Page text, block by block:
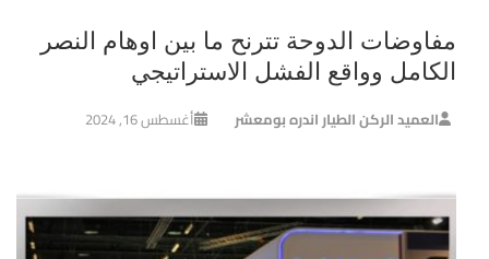
مفاوضات الدوحة تترنح ما بين اوهام النصر
الكامل وواقع الفشل الاستراتيجي
العميد الركن الطيار اندره بومعشر أغسطس 16, 2024